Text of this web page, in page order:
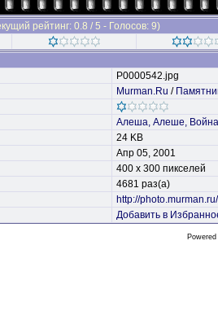
рейтинг: 0.8 / 5 - Голосов: 9)
P0000542.jpg
Murman.Ru /
Алеша, Алеше, Война
24 KB
Апр 05, 2001
400 x 300 пикселей
4681 раз(а)
http://
Добавить в